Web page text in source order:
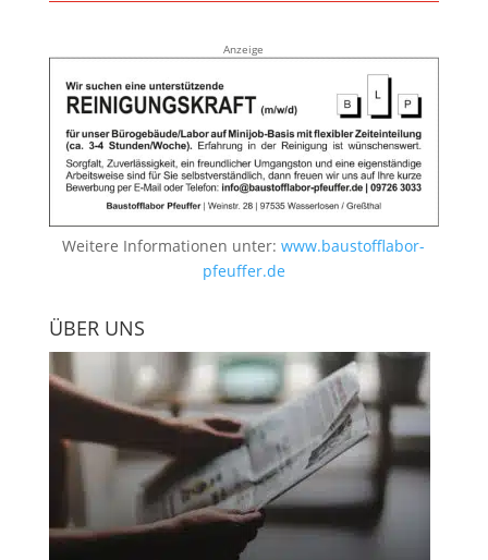
Anzeige
Weitere Informationen unter:www.baustofflabor-
pfeuffer.de
ÜBER UNS